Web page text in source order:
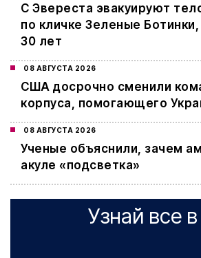
С Эвереста эвакуируют
по кличке Зеленые
30 лет
08 АВГУСТА 2026
США досрочно сменили
корпуса, помогающего
08 АВГУСТА 2026
Ученые объяснили, зачем
акуле «подсветка»
Узнай все в